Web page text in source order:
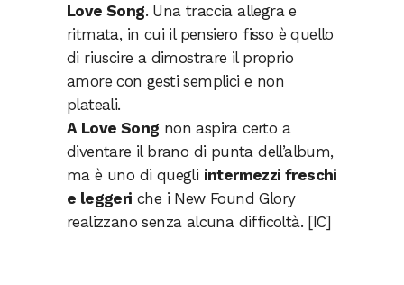
Love Song. Una traccia allegra e
ritmata, in cui il pensiero fisso è quello
di riuscire a dimostrare il proprio
amore con gesti semplici e non
plateali.
A Love Song non aspira certo a
diventare il brano di punta dell’album,
ma è uno di quegli intermezzi freschi
e leggeri che i New Found Glory
realizzano senza alcuna difficoltà. [IC]